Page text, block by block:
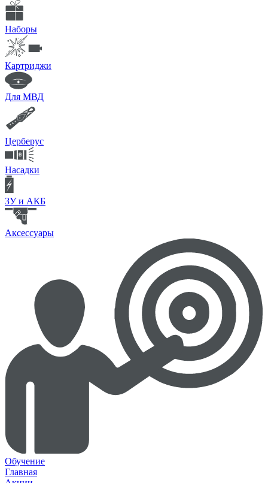
Наборы
Картриджи
Для МВД
Церберус
Насадки
ЗУ и АКБ
Аксессуары
Обучение
Главная